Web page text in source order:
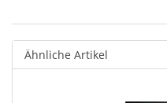
Ähnliche Artikel